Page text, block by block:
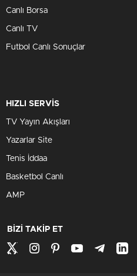
Canlı Borsa
Canlı TV
Futbol Canlı Sonuçlar
HIZLI SERVİS
TV Yayın Akışları
Yazarlar Site
Tenis İddaa
Basketbol Canlı
AMP
BİZİ TAKİP ET